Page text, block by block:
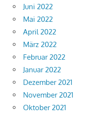
Juni 2022
Mai 2022
April 2022
März 2022
Februar 2022
Januar 2022
Dezember 2021
November 2021
Oktober 2021